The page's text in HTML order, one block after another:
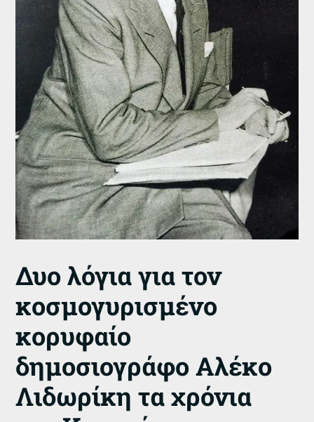
Δυο λόγια για τον
κοσμογυρισμένο
κορυφαίο
δημοσιογράφο Αλέκο
Λιδωρίκη τα χρόνια